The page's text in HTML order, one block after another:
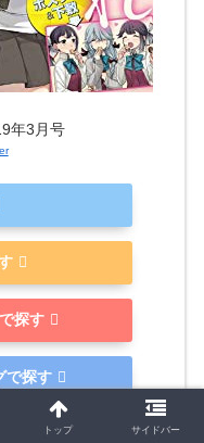
年3月号
探す
で探す
トップ サイドバー